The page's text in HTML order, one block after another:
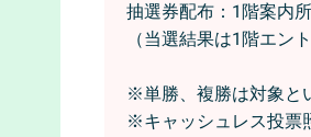
抽選券配布：1階案内所
（当選結果は1階エン
※単勝、複勝は対象と
※キャッシュレス投票